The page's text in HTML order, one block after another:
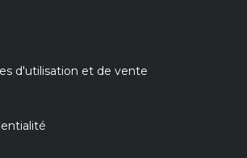
d'utilisation et de vente